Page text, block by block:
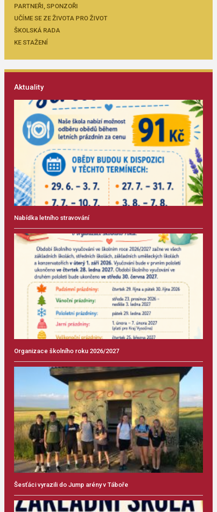
PARTNEŘI, SPONZOŘI
UČÍME SE ZE ŽIVOTA PRO ŽIVOT
ŠKOLSKÁ RADA
KE STAŽENÍ
Aktuality
Nabídka letního stravování
Organizace školního roku 2026/2027
Šesťáci vyrazili do Jump arény v Táboře